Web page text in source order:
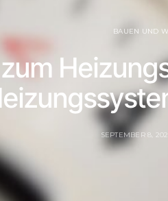
BAUEN UND
SEPTEMBER 8,